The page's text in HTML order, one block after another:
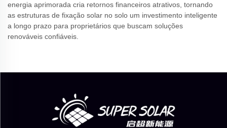
energia aprimorada cria retornos financeiros atrativos, tornando
as estruturas de fixação solar no solo um investimento inteligente
a longo prazo para proprietários que buscam soluções
renováveis confiáveis.